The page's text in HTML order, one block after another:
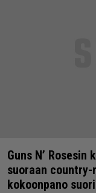
Guns N’
suoraan
kokoonpano